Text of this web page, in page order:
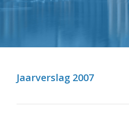
Jaarverslag 2007